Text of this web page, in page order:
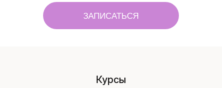
ЗАПИСАТЬСЯ
Курсы